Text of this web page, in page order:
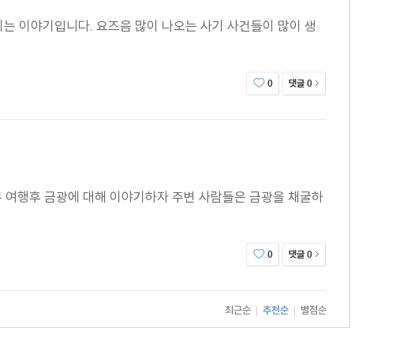
이야기입니다. 요즈음 많이 나오는 사기 사건들이 많이 생
0 댓글 0
행후 금광에 대해 이야기하자 주변 사람들은 금광을 채굴하
0 댓글 0
최근순 추천순 별점순